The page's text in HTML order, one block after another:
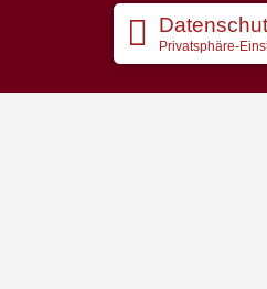
Privatsphäre-